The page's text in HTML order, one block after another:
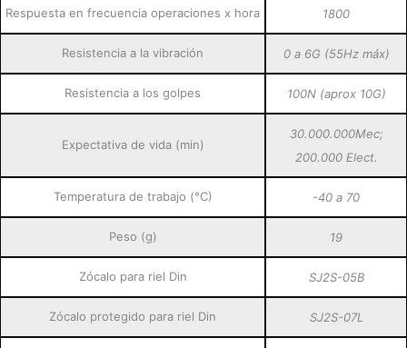
Respuesta en frecuencia operaciones x hora 1800
Resistencia a la vibración 0 a 6G (55Hz máx)
Resistencia a los golpes 100N (aprox 10G)
Expectativa de vida (min)
30.000.000Mec;
200.000 Elect.
Temperatura de trabajo (°C) -40 a 70
Peso (g) 19
Zócalo para riel Din SJ2S-05B
Zócalo protegido para riel Din SJ2S-07L